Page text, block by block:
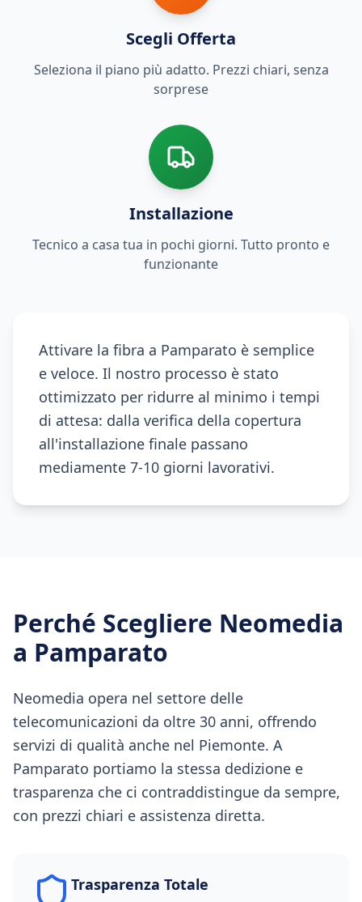
Scegli Offerta
Seleziona il piano più adatto. Prezzi chiari, senza
sorprese
Installazione
Tecnico a casa tua in pochi giorni. Tutto pronto e
funzionante
Attivare la fibra a Pamparato è semplice
e veloce. Il nostro processo è stato
ottimizzato per ridurre al minimo i tempi
di attesa: dalla verifica della copertura
all'installazione finale passano
mediamente 7-10 giorni lavorativi.
Perché Scegliere Neomedia
a Pamparato
Neomedia opera nel settore delle
telecomunicazioni da oltre 30 anni, offrendo
servizi di qualità anche nel Piemonte. A
Pamparato portiamo la stessa dedizione e
trasparenza che ci contraddistingue da sempre,
con prezzi chiari e assistenza diretta.
Trasparenza Totale